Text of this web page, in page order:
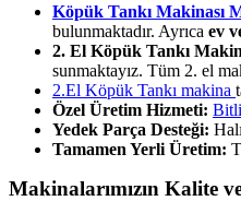
Köpük Tankı Makinası
bulunmaktadır. Ayrıca ev
2. El Köpük Tankı
sunmaktayız. Tüm 2. el
2.El Köpük Tankı makina
Özel Üretim Hizmeti:
Yedek Parça Desteği:
Tamamen Yerli Üretim:
Makinalarımızın Kalite ve